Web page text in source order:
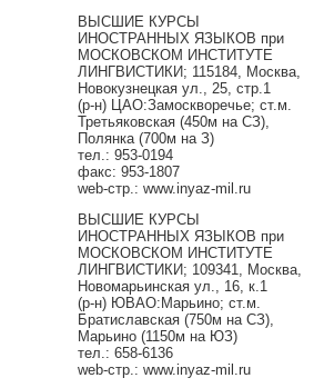
ВЫСШИЕ КУРСЫ
ИНОСТРАННЫХ ЯЗЫКОВ при
МОСКОВСКОМ ИНСТИТУТЕ
ЛИНГВИСТИКИ; 115184, Москва,
Новокузнецкая ул., 25, стр.1
(р-н) ЦАО:Замоскворечье; ст.м.
Третьяковская (450м на СЗ),
Полянка (700м на З)
тел.: 953-0194
факс: 953-1807
web-стр.: www.inyaz-mil.ru
ВЫСШИЕ КУРСЫ
ИНОСТРАННЫХ ЯЗЫКОВ при
МОСКОВСКОМ ИНСТИТУТЕ
ЛИНГВИСТИКИ; 109341, Москва,
Новомарьинская ул., 16, к.1
(р-н) ЮВАО:Марьино; ст.м.
Братиславская (750м на СЗ),
Марьино (1150м на ЮЗ)
тел.: 658-6136
web-стр.: www.inyaz-mil.ru